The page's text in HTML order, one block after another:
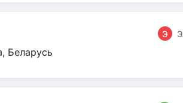
Э
Беларусь